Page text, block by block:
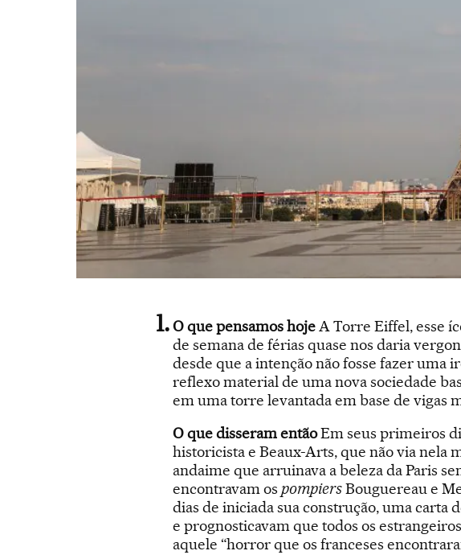
O que pensamos hojeA Torre Eiffel, esse
de semana de férias quase nos daria
desde que a intenção não fosse fazer uma
reflexo material de uma nova sociedade
em uma torre levantada em base de vigas
O que disseram entãoEm seus primeiros
historicista e Beaux-Arts, que não via nela
andaime que arruinava a beleza da Paris
encontravam os pompiersBouguereau e
dias de iniciada sua construção, uma carta
e prognosticavam que todos os
aquele “horror que os franceses